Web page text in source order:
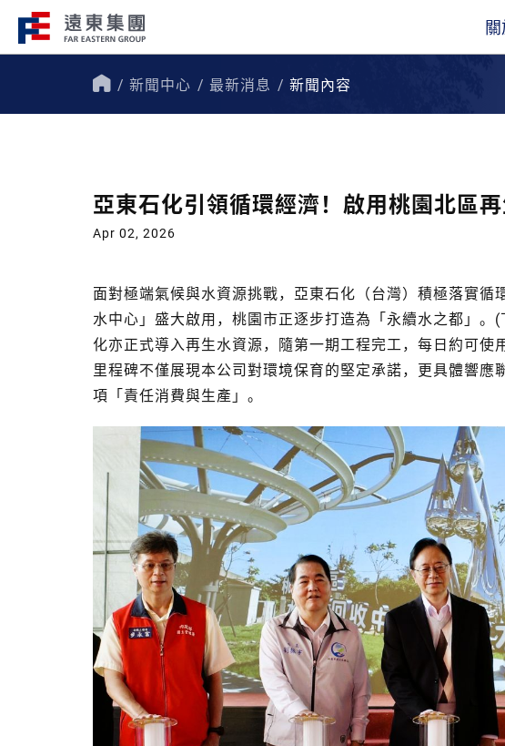
經
企業總覽​
會責任的道路上，才能屹立不搖，站穩腳
跟，大步前行。
事業關聯圖
域涵蓋十大產業，生產服務基地
遠東
新聞中心 最新消息 新聞內容
亞東石化引領循環經濟！啟用桃園北區
Apr 02, 2026
面對極端氣候與水資源挑戰，亞東石化（台灣）積極落實循
水中心」盛大啟用，桃園市正逐步打造為「永續水之都」
化亦正式導入再生水資源，隨第一期工程完工，每日約可使
里程碑不僅展現本公司對環境保育的堅定承諾，更具體響應
項「責任消費與生產」。